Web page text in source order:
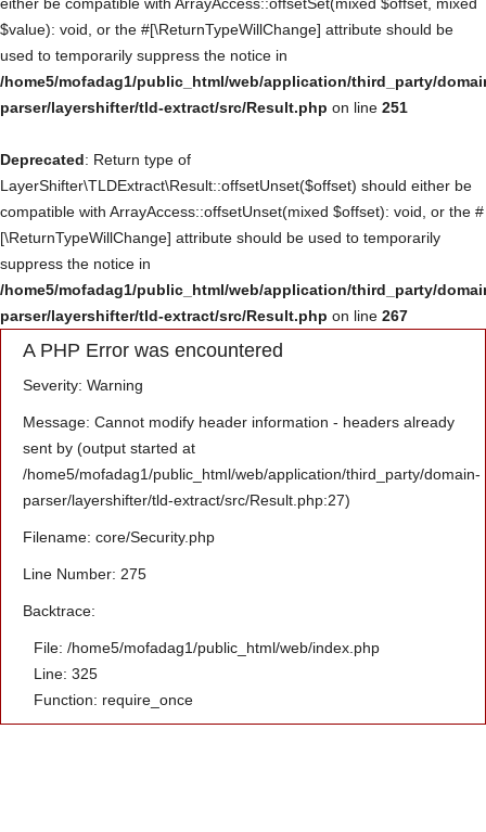
$value): void, or the #[\ReturnTypeWillChange] attribute should be
used to temporarily suppress the notice in
/home5/mofadag1/public_html/web/application/third_party/
parser/layershifter/tld-extract/src/Result.php on line 251
Deprecated: Return type of
LayerShifter\TLDExtract\Result::offsetUnset($offset) should either be
compatible with ArrayAccess::offsetUnset(mixed $offset): void, or the #
[\ReturnTypeWillChange] attribute should be used to temporarily
suppress the notice in
/home5/mofadag1/public_html/web/application/third_party/
parser/layershifter/tld-extract/src/Result.php on line 267
A PHP Error was encountered
Severity: Warning
Message: Cannot modify header information - headers already
sent by (output started at
/home5/mofadag1/public_html/web/application/third_party/domain-
parser/layershifter/tld-extract/src/Result.php:27)
Filename: core/Security.php
Line Number: 275
Backtrace:
File: /home5/mofadag1/public_html/web/index.php
Line: 325
Function: require_once
Үйлчилгээ
Төсөл хөтөлбөр